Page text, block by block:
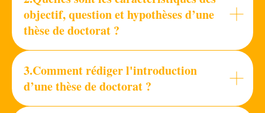
objectif, question et hypothèses d’une
thèse de doctorat ?
3.Comment rédiger l'introduction
d’une thèse de doctorat ?